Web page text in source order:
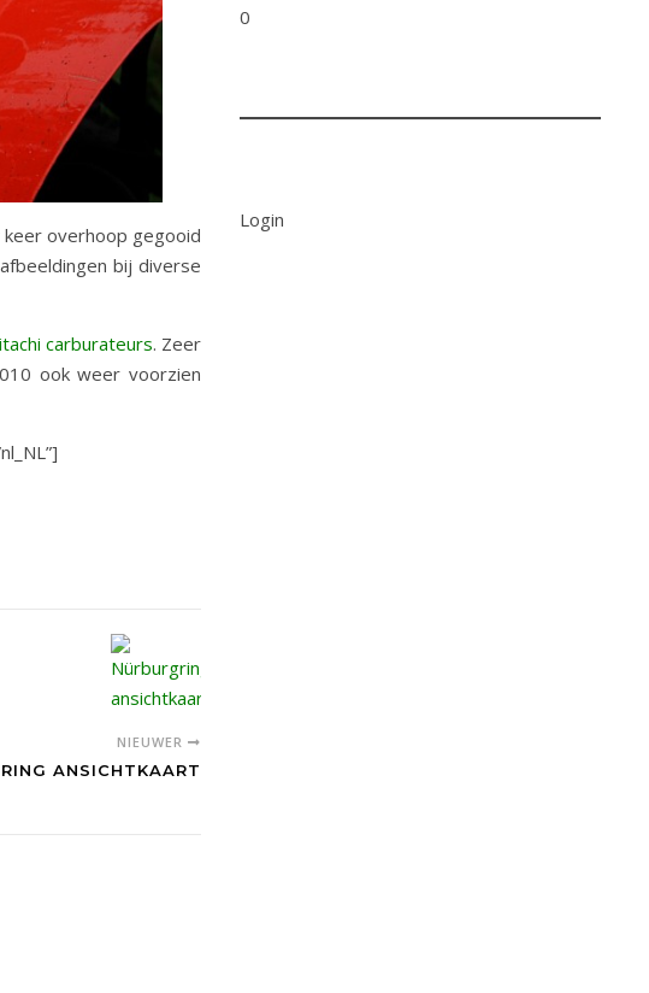
keer overhoop gegooid
bij diverse
carburateurs. Zeer
ook weer voorzien
NIEUWER
ANSICHTKAART
0
Login